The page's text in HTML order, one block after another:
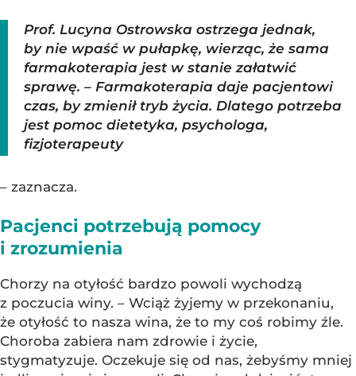
Prof. Lucyna Ostrowska ostrzega jednak,
by nie wpaść w pułapkę, wierząc, że sama
farmakoterapia jest w stanie załatwić
sprawę. – Farmakoterapia daje pacjentowi
czas, by zmienił tryb życia. Dlatego potrzeba
jest pomoc dietetyka, psychologa,
fizjoterapeuty
– zaznacza.
Pacjenci potrzebują pomocy
i zrozumienia
Chorzy na otyłość bardzo powoli wychodzą
z poczucia winy. – Wciąż żyjemy w przekonaniu,
że otyłość to nasza wina, że to my coś robimy źle.
Choroba zabiera nam zdrowie i życie,
stygmatyzuje. Oczekuje się od nas, żebyśmy mniej